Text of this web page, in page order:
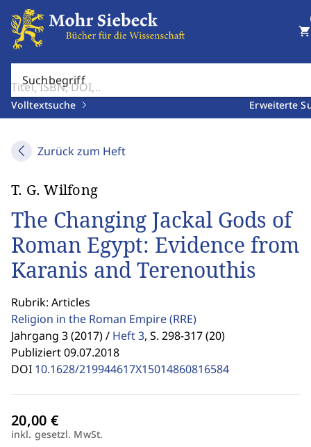
Suchbegriff
Volltextsuche Erweiterte
shopping_cart
Zurück zum Heft
T. G. Wilfong
The Changing Jackal Gods of
Roman Egypt: Evidence from
Karanis and Terenouthis
Rubrik: Articles
Religion in the Roman Empire(RRE)
Jahrgang 3 (2017) / Heft 3, S. 298-317 (20)
Publiziert 09.07.2018
DOI 10.1628/219944617X15014860816584
inkl. gesetzl. MwSt.